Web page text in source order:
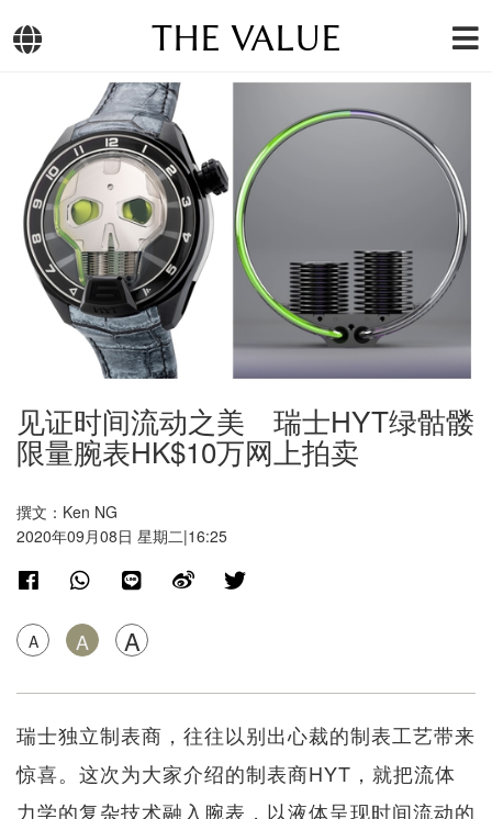
THE VALUE
见证时间流动之美 瑞士HYT绿骷髅
限量腕表HK$10万网上拍卖
撰文：Ken NG
2020年09月08日 星期二|16:25
A A A
瑞士独立制表商，往往以别出心裁的制表工艺带来
惊喜。这次为大家介绍的制表商HYT，就把流体
力学的复杂技术融入腕表，以液体呈现时间流动的